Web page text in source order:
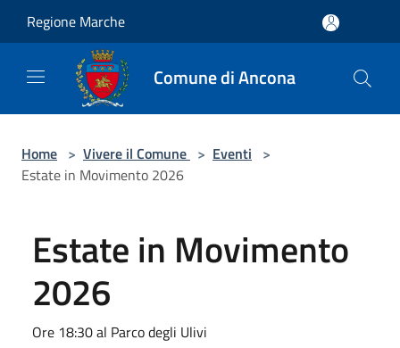
Regione Marche
Comune di Ancona
Home > Vivere il Comune > Eventi >
Estate in Movimento 2026
Estate in Movimento
2026
Ore 18:30 al Parco degli Ulivi